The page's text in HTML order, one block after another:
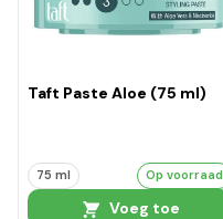
Taft Paste Aloe (75 ml)
75 ml Op voorraad
Voeg toe